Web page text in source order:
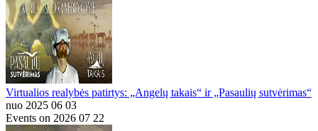
Virtualios realybės patirtys: „Angelų takais“ ir „Pasaulių sutvėrimas“
nuo 2025 06 03
Events on 2026 07 22